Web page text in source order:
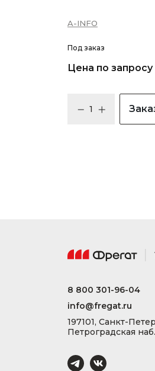
A-INFO
Под заказ
Цена по запросу
8 800 301-96-04
info@fregat.ru
197101, Санкт-
Петроградская